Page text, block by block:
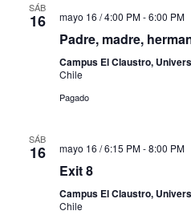
SÁB
16 mayo 16 / 4:00 PM-6:00 PM
Padre, madre,
Campus El Claustro,
Chile
Pagado
SÁB
16 mayo 16 / 6:15 PM-8:00 PM
Exit 8
Campus El Claustro,
Chile